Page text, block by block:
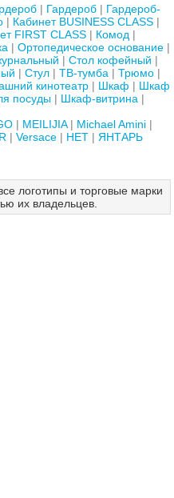
Гардероб
Гардероб-
Кабинет BUSINESS CLASS
FIRST CLASS
Комод
Ортопедическое основание
Стол кофейный
Стул ТВ-тумба
Трюмо
кинотеатр Шкаф
Шкаф
посуды
Шкаф-витрина
MEILIJIA
Michael Amini
Versace НЕТ ЯНТАРЬ
логотипы и торговые марки
их владельцев.